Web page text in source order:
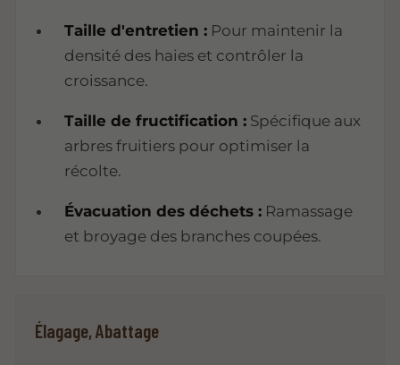
Taille d'entretien : Pour maintenir la
densité des haies et contrôler la
croissance.
Taille de fructification : Spécifique aux
arbres fruitiers pour optimiser la
récolte.
Évacuation des déchets : Ramassage
et broyage des branches coupées.
Élagage, Abattage